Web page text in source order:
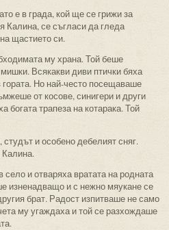
е в града, кой ще се грижи за
Калина, се съгласи да гледа
щастието си.
му храна. Той беше
Всякакви диви птички бяха
Но най-често посещаваше
от косове, синигери и други
богата трапеза на котарака. Той
и особено дебелият сняг.
село и отваряха вратата на родната
изненадващо и с нежно мяукане се
брат. Радост изпитваше не само
му угаждаха и той се разхождаше